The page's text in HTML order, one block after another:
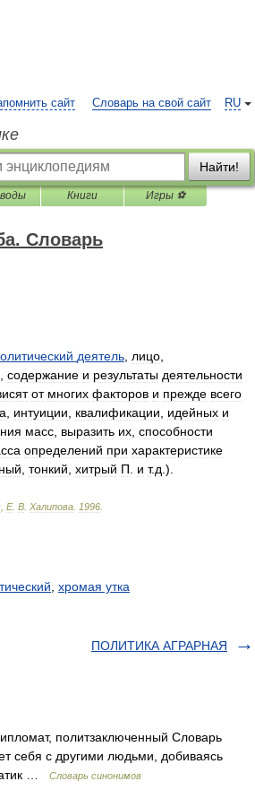
RU
сайт Словарь на свой сайт
Найти!
Книги Игры ⚽
Словарь
деятель лицо
содержание и результаты деятельности
от многих факторов и прежде всего
интуиции квалификации идейных и
масс выразить их способности
определений при характеристике
тонкий хитрый П и т.д .).
Е. В Халипова 1996
хромая утка
ПОЛИТИКА АГРАРНАЯ
политзаключенный Словарь
себя с другими людьми, добиваясь
…
Словарь синонимов